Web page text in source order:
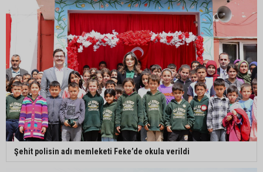
Şehit polisin adı memleketi Feke’de okula verildi